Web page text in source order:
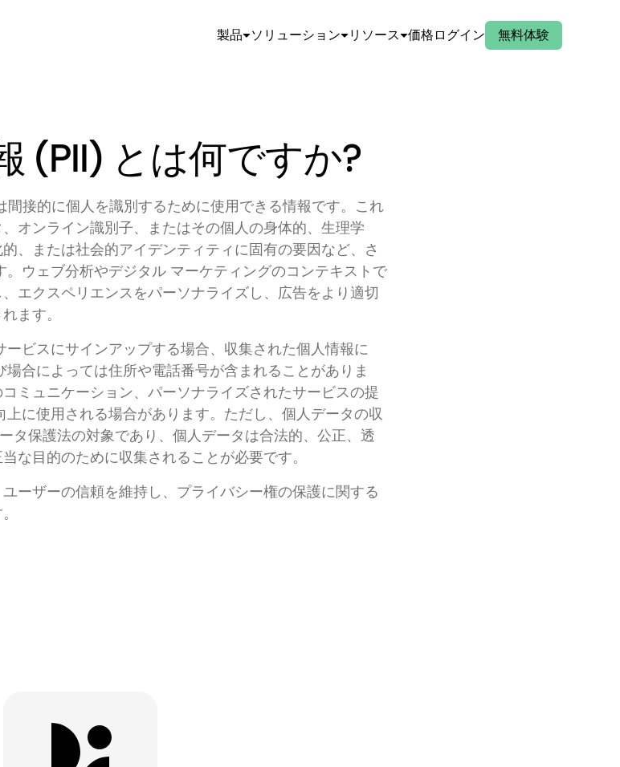
製品 ソリューション リソース 価格ログイン 無料体験
(PII) とは何ですか?
間接的に個人を識別するために使用できる情報です。これ
オンライン識別子、またはその個人の身体的、生理学
、または社会的アイデンティティに固有の要因など、さ
ウェブ分析やデジタル マーケティングのコンテキストで
エクスペリエンスをパーソナライズし、広告をより適切
ます。
ビスにサインアップする場合、収集された個人情報に
合によっては住所や電話番号が含まれることがありま
ミュニケーション、パーソナライズされたサービスの提
に使用される場合があります。ただし、個人データの収
タ保護法の対象であり、個人データは合法的、公正、透
な目的のために収集されることが必要です。
ーザーの信頼を維持し、プライバシー権の保護に関する